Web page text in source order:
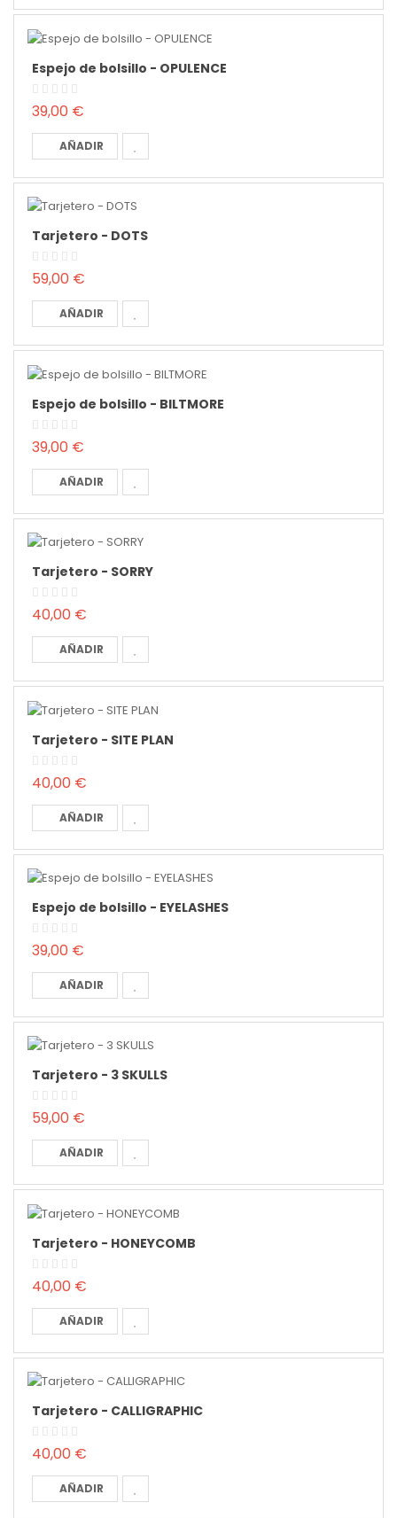
Espejo de bolsillo - OPULENCE
39,00 €
AÑADIR
Tarjetero - DOTS
59,00 €
AÑADIR
Espejo de bolsillo - BILTMORE
39,00 €
AÑADIR
Tarjetero - SORRY
40,00 €
AÑADIR
Tarjetero - SITE PLAN
40,00 €
AÑADIR
Espejo de bolsillo - EYELASHES
39,00 €
AÑADIR
Tarjetero - 3 SKULLS
59,00 €
AÑADIR
Tarjetero - HONEYCOMB
40,00 €
AÑADIR
Tarjetero - CALLIGRAPHIC
40,00 €
AÑADIR